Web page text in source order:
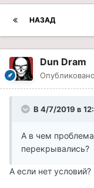
НАЗАД
Dun Dram
Опубликовано
В 4/7/2019 в
А в чем
перекрывались?
А если нет условий?